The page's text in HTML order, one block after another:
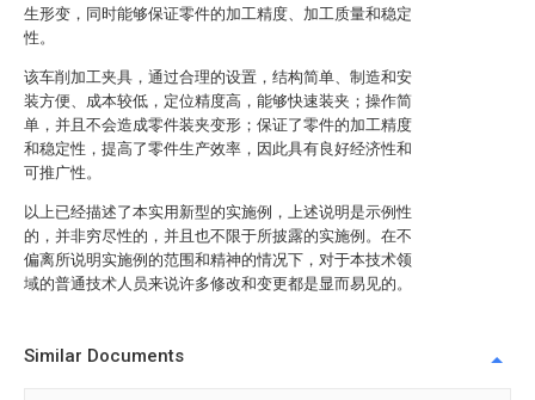
生形变，同时能够保证零件的加工精度、加工质量和稳定
性。
该车削加工夹具，通过合理的设置，结构简单、制造和安
装方便、成本较低，定位精度高，能够快速装夹；操作简
单，并且不会造成零件装夹变形；保证了零件的加工精度
和稳定性，提高了零件生产效率，因此具有良好经济性和
可推广性。
以上已经描述了本实用新型的实施例，上述说明是示例性
的，并非穷尽性的，并且也不限于所披露的实施例。在不
偏离所说明实施例的范围和精神的情况下，对于本技术领
域的普通技术人员来说许多修改和变更都是显而易见的。
Similar Documents